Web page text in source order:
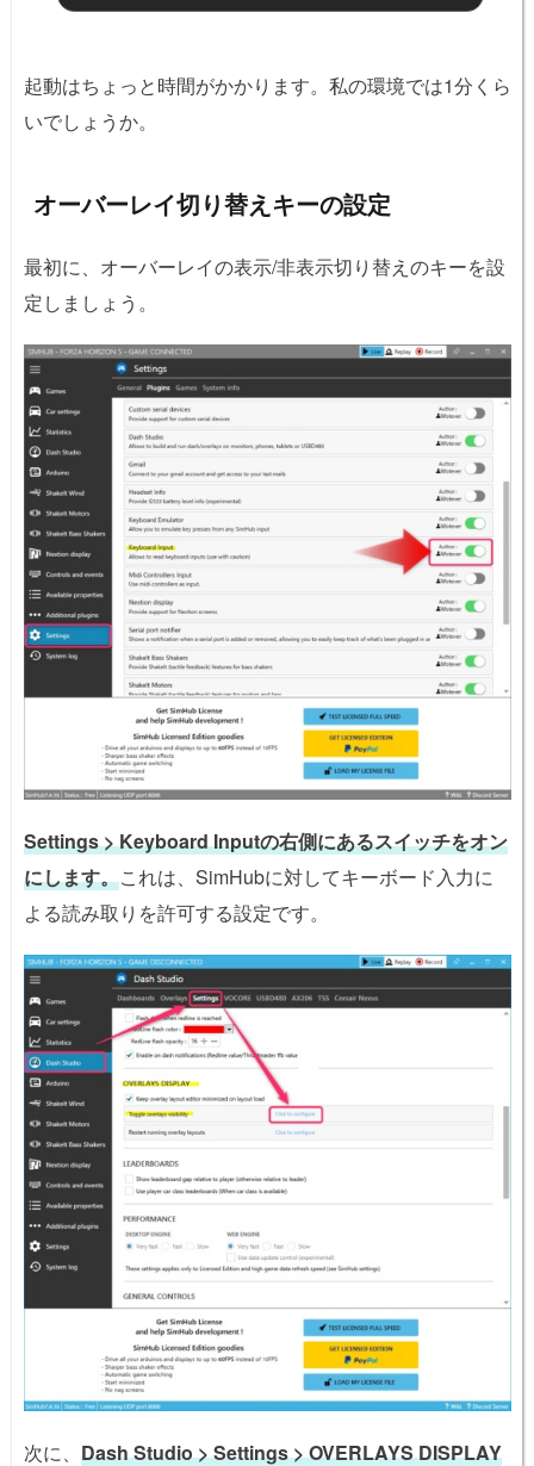
起動はちょっと時間がかかります。私の環境では1分くら
いでしょうか。
オーバーレイ切り替えキーの設定
最初に、オーバーレイの表示/非表示切り替えのキーを設
定しましょう。
Settings > Keyboard Inputの右側にあるスイッチをオン
にします。これは、SimHubに対してキーボード入力に
よる読み取りを許可する設定です。
次に、 Dash Studio > Settings > OVERLAYS DISPLAY